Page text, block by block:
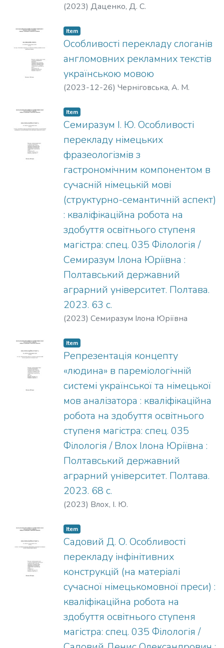
(2023) Даценко, Д. С.
Item
Особливості перекладу слоганів
англомовних рекламних текстів
українською мовою
(2023-12-26) Черніговська, А. М.
Item
Семиразум І. Ю. Особливості
перекладу німецьких
фразеологізмів з
гастрономічним компонентом в
сучасній німецькій мові
(структурно-семантичній аспект)
: кваліфікаційна робота на
здобуття освітнього ступеня
магістра: спец. 035 Філологія /
Семиразум Ілона Юріївна :
Полтавський державний
аграрний університет. Полтава.
2023. 63 с.
(2023) Семиразум Ілона Юріївна
Item
Репрезентація концепту
«людина» в пареміологічній
системі української та німецької
мов аналізатора : кваліфікаційна
робота на здобуття освітнього
ступеня магістра: спец. 035
Філологія / Влох Ілона Юріївна :
Полтавський державний
аграрний університет. Полтава.
2023. 68 с.
(2023) Влох, І. Ю.
Item
Садовий Д. О. Особливості
перекладу інфінітивних
конструкцій (на матеріалі
сучасної німецькомовної преси) :
кваліфікаційна робота на
здобуття освітнього ступеня
магістра: спец. 035 Філологія /